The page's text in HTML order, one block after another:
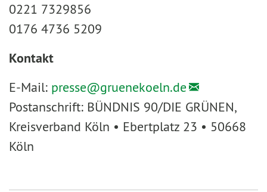
0221 7329856
0176 4736 5209
Kontakt
E-Mail: presse@gruenekoeln.de
Postanschrift: BÜNDNIS 90/DIE GRÜNEN,
Kreisverband Köln • Ebertplatz 23 • 50668
Köln